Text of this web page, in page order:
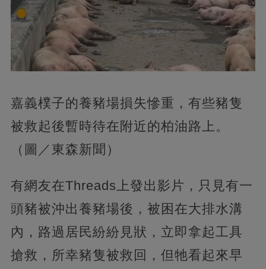
嘉義樸子的養豬場損失慘重，有些豬隻
被救起後暫時待在附近的柏油路上。
（圖／東森新聞）
有網友在Threads上發出影片，只見有一
頭豬被沖出養豬場後，被困在大排水溝
內，路過居民紛紛見狀，立即拿起工具
搶救，所幸豬隻被救回，但牠看起來早